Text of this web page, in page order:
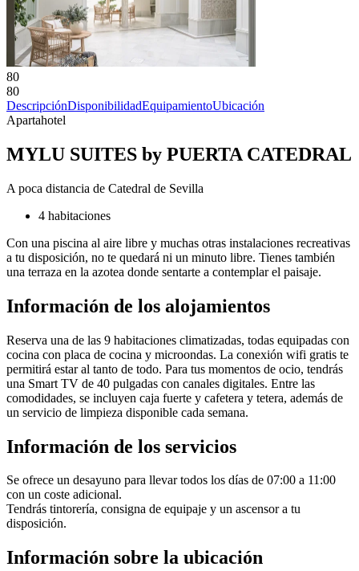
80
80
DescripciónDisponibilidadEquipamientoUbicación
Apartahotel
MYLU SUITES by PUERTA CATEDRAL
A poca distancia de Catedral de Sevilla
4 habitaciones
Con una piscina al aire libre y muchas otras instalaciones recreativas
a tu disposición, no te quedará ni un minuto libre. Tienes también
una terraza en la azotea donde sentarte a contemplar el paisaje.
Información de los alojamientos
Reserva una de las 9 habitaciones climatizadas, todas equipadas con
cocina con placa de cocina y microondas. La conexión wifi gratis te
permitirá estar al tanto de todo. Para tus momentos de ocio, tendrás
una Smart TV de 40 pulgadas con canales digitales. Entre las
comodidades, se incluyen caja fuerte y cafetera y tetera, además de
un servicio de limpieza disponible cada semana.
Información de los servicios
Se ofrece un desayuno para llevar todos los días de 07:00 a 11:00
con un coste adicional.
Tendrás tintorería, consigna de equipaje y un ascensor a tu
disposición.
Información sobre la ubicación